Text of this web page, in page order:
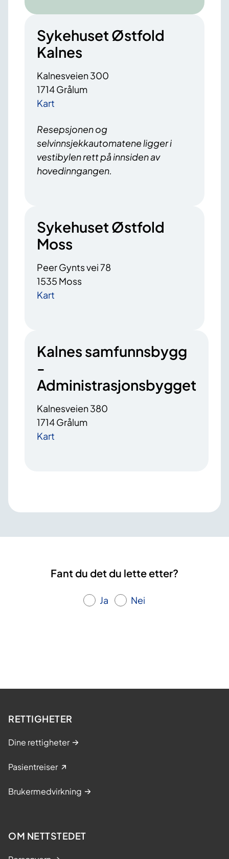
Sykehuset Østfold
Kalnes
Kalnesveien 300
1714 Grålum
Kart
Resepsjonen og
selvinnsjekkautomatene ligger i
vestibylen rett på innsiden av
hovedinngangen.
Sykehuset Østfold
Moss
Peer Gynts vei 78
1535 Moss
Kart
Kalnes samfunnsbygg
-
Administrasjonsbygget
Kalnesveien 380
1714 Grålum
Kart
Fant du det du lette etter?
Ja Nei
RETTIGHETER
Dine rettigheter
Pasientreiser
Brukermedvirkning
OM NETTSTEDET